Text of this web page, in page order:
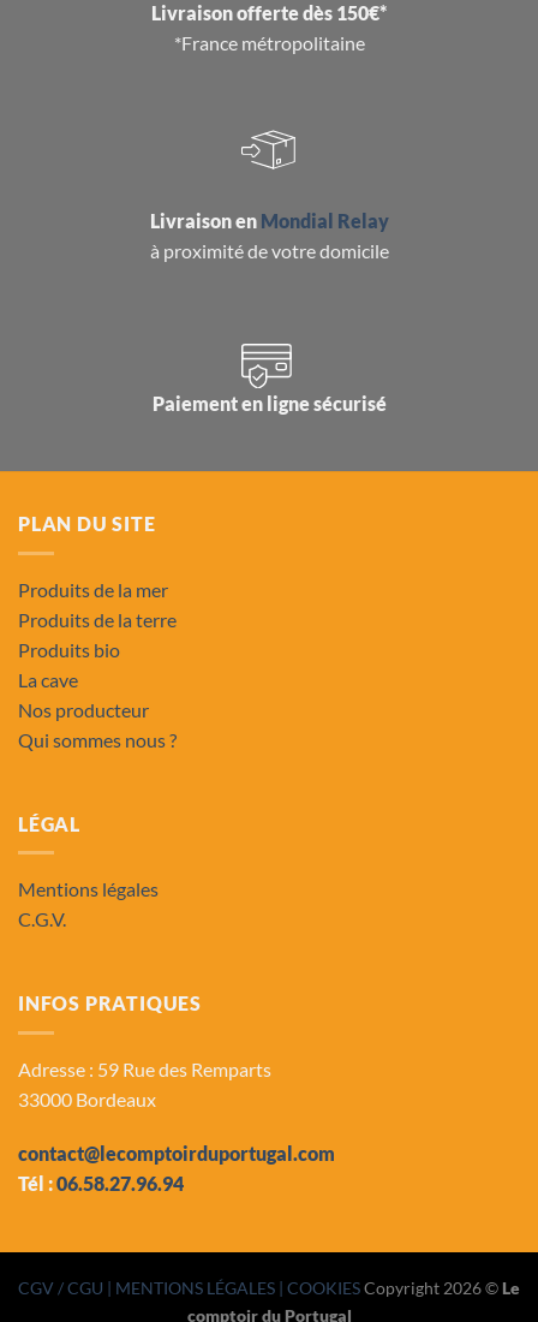
Livraison offerte dès 150€*
*France métropolitaine
Livraison en Mondial Relay
à proximité de votre domicile
Paiement en ligne sécurisé
PLAN DU SITE
Produits de la mer
Produits de la terre
Produits bio
La cave
Nos producteur
Qui sommes nous ?
LÉGAL
Mentions légales
C.G.V.
INFOS PRATIQUES
Adresse : 59 Rue des Remparts
33000 Bordeaux
contact@lecomptoirduportugal.com
Tél :06.58.27.96.94
CGV / CGU | MENTIONS LÉGALES | COOKIESCopyright 2026 © Le
comptoir du Portugal